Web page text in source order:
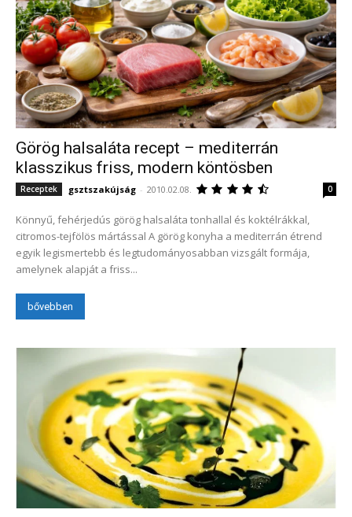
Görög halsaláta recept – mediterrán
klasszikus friss, modern köntösben
Receptek gsztszakújság - 2010.02.08. 0
Könnyű, fehérjedús görög halsaláta tonhallal és koktélrákkal,
citromos-tejfölös mártással A görög konyha a mediterrán étrend
egyik legismertebb és legtudományosabban vizsgált formája,
amelynek alapját a friss...
bővebben